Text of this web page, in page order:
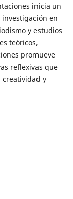
inicia un
en
y estudios
teóricos,
promueve
reflexivas que
creatividad y